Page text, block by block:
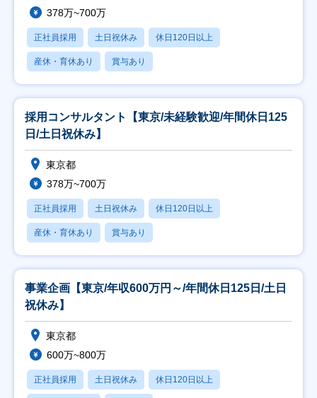
378万~700万
正社員採用 土日祝休み 休日120日以上
産休・育休あり 賞与あり
採用コンサルタント【東京/未経験歓迎/年間休日125
日/土日祝休み】
東京都
378万~700万
正社員採用 土日祝休み 休日120日以上
産休・育休あり 賞与あり
事業企画【東京/年収600万円～/年間休日125日/土日
祝休み】
東京都
600万~800万
正社員採用 土日祝休み 休日120日以上